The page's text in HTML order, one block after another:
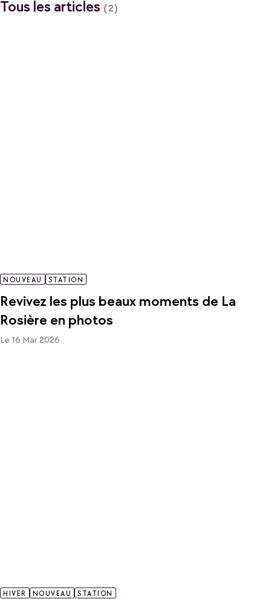
Tous les articles (2)
NOUVEAU STATION
Revivez les plus beaux moments de La
Rosière en photos
Le 16 Mar 2026
HIVER NOUVEAU STATION